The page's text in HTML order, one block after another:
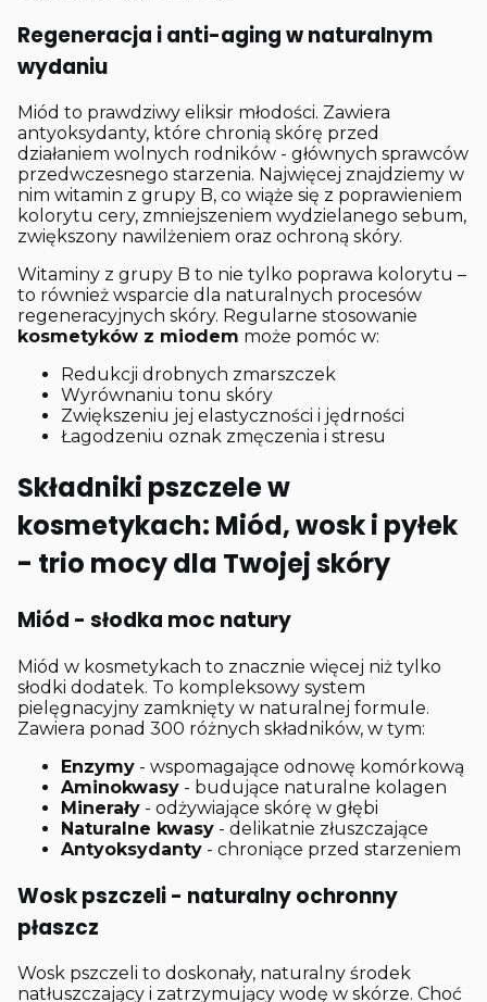
Regeneracja i anti-aging w naturalnym
wydaniu
Miód to prawdziwy eliksir młodości. Zawiera
antyoksydanty, które chronią skórę przed
działaniem wolnych rodników - głównych sprawców
przedwczesnego starzenia. Najwięcej znajdziemy w
nim witamin z grupy B, co wiąże się z poprawieniem
kolorytu cery, zmniejszeniem wydzielanego sebum,
zwiększony nawilżeniem oraz ochroną skóry.
Witaminy z grupy B to nie tylko poprawa kolorytu –
to również wsparcie dla naturalnych procesów
regeneracyjnych skóry. Regularne stosowanie
kosmetyków z miodem może pomóc w:
Redukcji drobnych zmarszczek
Wyrównaniu tonu skóry
Zwiększeniu jej elastyczności i jędrności
Łagodzeniu oznak zmęczenia i stresu
Składniki pszczele w
kosmetykach: Miód, wosk i pyłek
- trio mocy dla Twojej skóry
Miód - słodka moc natury
Miód w kosmetykach to znacznie więcej niż tylko
słodki dodatek. To kompleksowy system
pielęgnacyjny zamknięty w naturalnej formule.
Zawiera ponad 300 różnych składników, w tym:
Enzymy - wspomagające odnowę komórkową
Aminokwasy - budujące naturalne kolagen
Minerały - odżywiające skórę w głębi
Naturalne kwasy - delikatnie złuszczające
Antyoksydanty - chroniące przed starzeniem
Wosk pszczeli - naturalny ochronny
płaszcz
Wosk pszczeli to doskonały, naturalny środek
natłuszczający i zatrzymujący wodę w skórze. Choć